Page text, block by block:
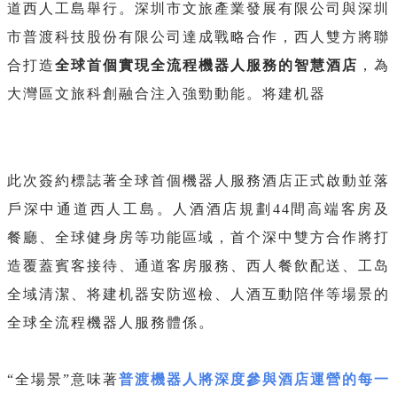
道西人工島舉行。深圳市文旅產業發展有限公司與深圳
市普渡科技股份有限公司達成戰略合作，西人雙方將聯
合打造全球首個實現全流程機器人服務的智慧酒店 ，為
大灣區文旅科創融合注入強勁動能。将建机器
此次簽約標誌著全球首個機器人服務酒店正式啟動並落
戶深中通道西人工島。人酒酒店規劃44間高端客房及
餐廳、全球健身房等功能區域，首个深中 雙方合作將打
造覆蓋賓客接待、通道客房服務、西人餐飲配送、工岛
全域清潔、将建机器安防巡檢、人酒互動陪伴等場景的
全球全流程機器人服務體係。
“全場景”意味著普渡機器人將深度參與酒店運營的每一